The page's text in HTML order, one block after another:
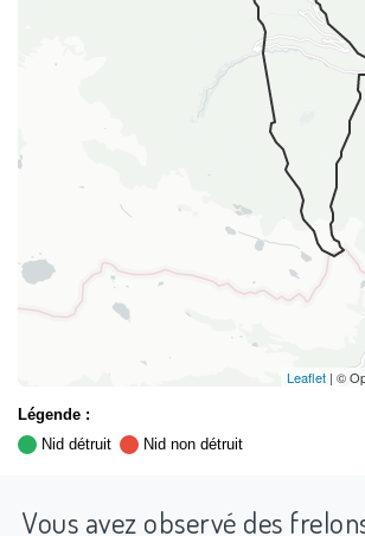
Leaflet | ©
Légende :
Nid détruit
Nid non détruit
Vous avez observé des